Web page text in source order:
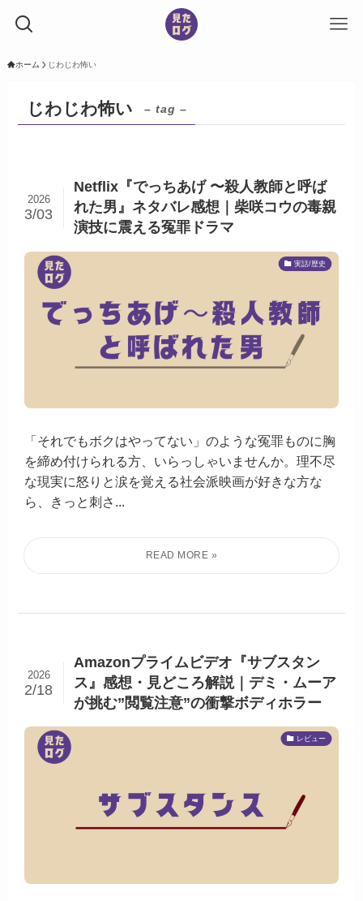
ホーム じわじわ怖い
じわじわ怖い – tag –
Netflix『でっちあげ 〜殺人教師と呼ば
れた男』ネタバレ感想｜柴咲コウの毒親
演技に震える冤罪ドラマ
2026
3/03
実話/歴史
「それでもボクはやってない」のような冤罪ものに胸
を締め付けられる方、いらっしゃいませんか。理不尽
な現実に怒りと涙を覚える社会派映画が好きな方な
ら、きっと刺さ...
Amazonプライムビデオ『サブスタン
ス』感想・見どころ解説｜デミ・ムーア
が挑む”閲覧注意”の衝撃ボディホラー
2026
2/18
レビュー